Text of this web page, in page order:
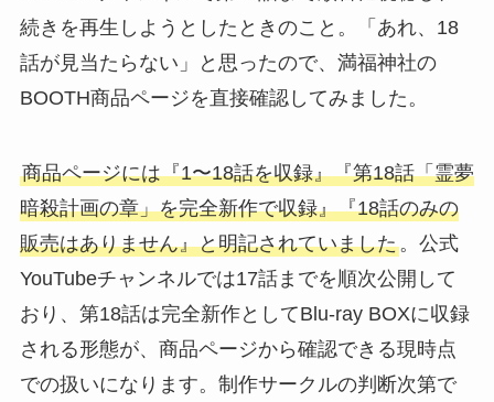
続きを再生しようとしたときのこと。「あれ、18
話が見当たらない」と思ったので、満福神社の
BOOTH商品ページを直接確認してみました。
商品ページには『1〜18話を収録』『第18話「霊夢
暗殺計画の章」を完全新作で収録』『18話のみの
販売はありません』と明記されていました。公式
YouTubeチャンネルでは17話までを順次公開して
おり、第18話は完全新作としてBlu-ray BOXに収録
される形態が、商品ページから確認できる現時点
での扱いになります。制作サークルの判断次第で